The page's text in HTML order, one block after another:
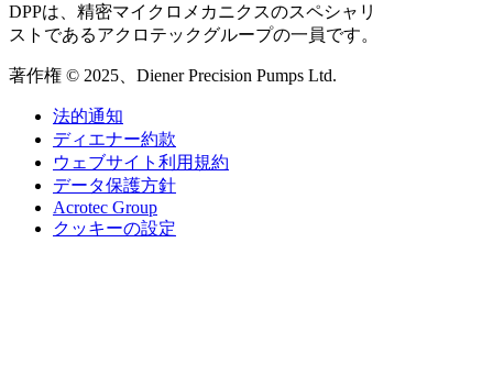
DPPは、精密マイクロメカニクスのスペシャリ
ストであるアクロテックグループの一員です。
著作権 © 2025、Diener Precision Pumps Ltd.
法的通知
ディエナー約款
ウェブサイト利用規約
データ保護方針
Acrotec Group
クッキーの設定